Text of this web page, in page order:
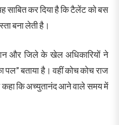
साबित कर दिया है कि टैलेंट को बस
बना लेती है।
और जिले के खेल अधिकारियों ने
पल” बताया है। वहीं कोच कोच राज
कि अच्युतानंद आने वाले समय में